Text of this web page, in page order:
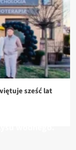
sześć lat